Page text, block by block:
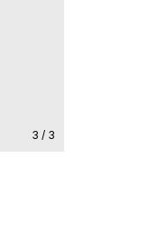
3 / 3